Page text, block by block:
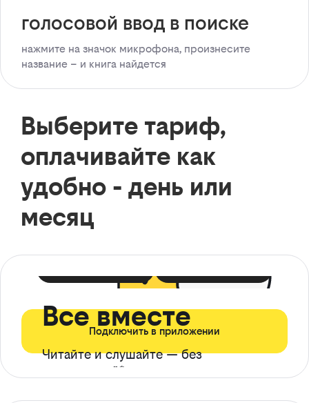
голосовой ввод в поиске
нажмите на значок микрофона, произнесите
название – и книга найдется
Выберите тариф,
оплачивайте как
удобно - день или
месяц
Все вместе
Читайте и слушайте — без
ограничений*
Подключить в приложении